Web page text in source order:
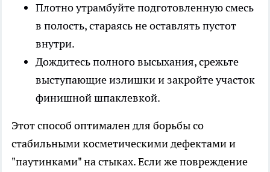
Плотно утрамбуйте подготовленную смесь
в полость, стараясь не оставлять пустот
внутри.
Дождитесь полного высыхания, срежьте
выступающие излишки и закройте участок
финишной шпаклевкой.
Этот способ оптимален для борьбы со
стабильными косметическими дефектами и
"паутинками" на стыках. Если же повреждение